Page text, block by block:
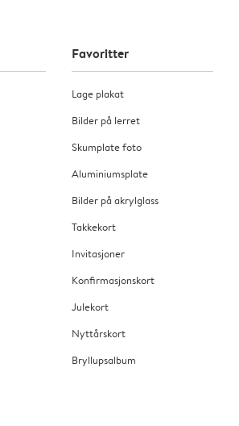
Favoritter
Lage plakat
Bilder på lerret
Skumplate foto
Aluminiumsplate
Bilder på akrylglass
Takkekort
Invitasjoner
Konfirmasjonskort
Julekort
Nyttårskort
Bryllupsalbum